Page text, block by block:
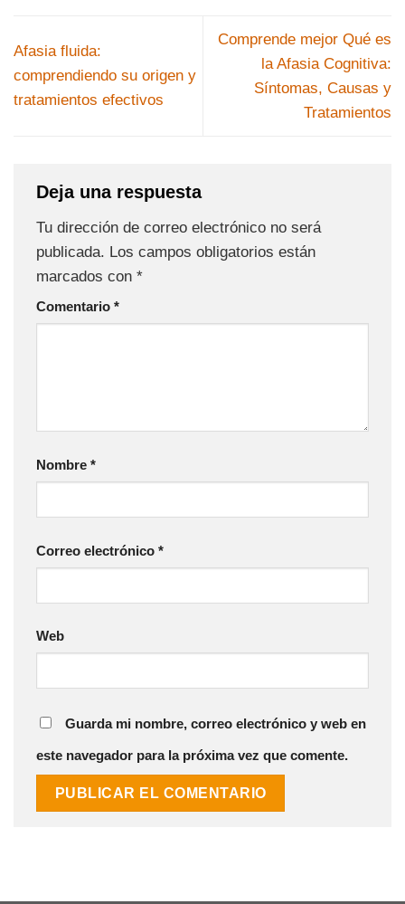
Afasia fluida:
comprendiendo su origen y
tratamientos efectivos
Comprende mejor Qué es
la Afasia Cognitiva:
Síntomas, Causas y
Tratamientos
Deja una respuesta
Tu dirección de correo electrónico no será
publicada. Los campos obligatorios están
marcados con *
Comentario *
Nombre *
Correo electrónico *
Web
Guarda mi nombre, correo electrónico y web en
este navegador para la próxima vez que comente.